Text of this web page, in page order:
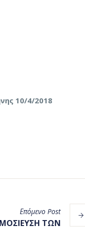
10/4/2018
ΕπόμενοPost
ΤΩΝ